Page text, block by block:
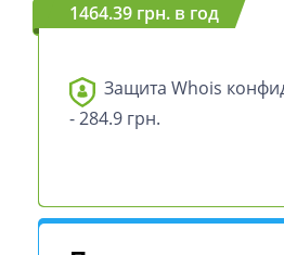
1464.39 грн. в год
Защита Whois
- 284.9 грн.